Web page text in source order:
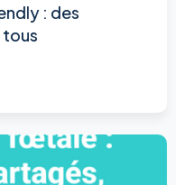
: des
tous